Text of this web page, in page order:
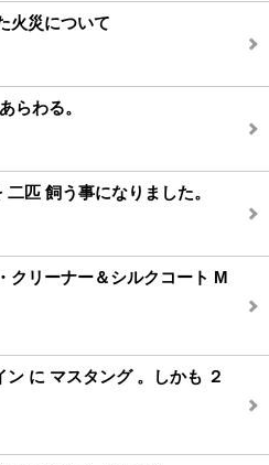
火災について
らわる。
匹 飼う事になりました。
クリーナー＆シルクコート M
ン に マスタング 。しかも ２